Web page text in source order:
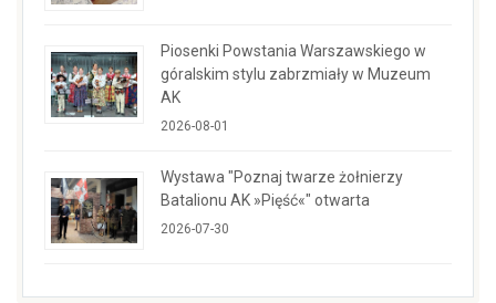
Piosenki Powstania Warszawskiego w
góralskim stylu zabrzmiały w Muzeum
AK
2026-08-01
Wystawa "Poznaj twarze żołnierzy
Batalionu AK »Pięść«" otwarta
2026-07-30